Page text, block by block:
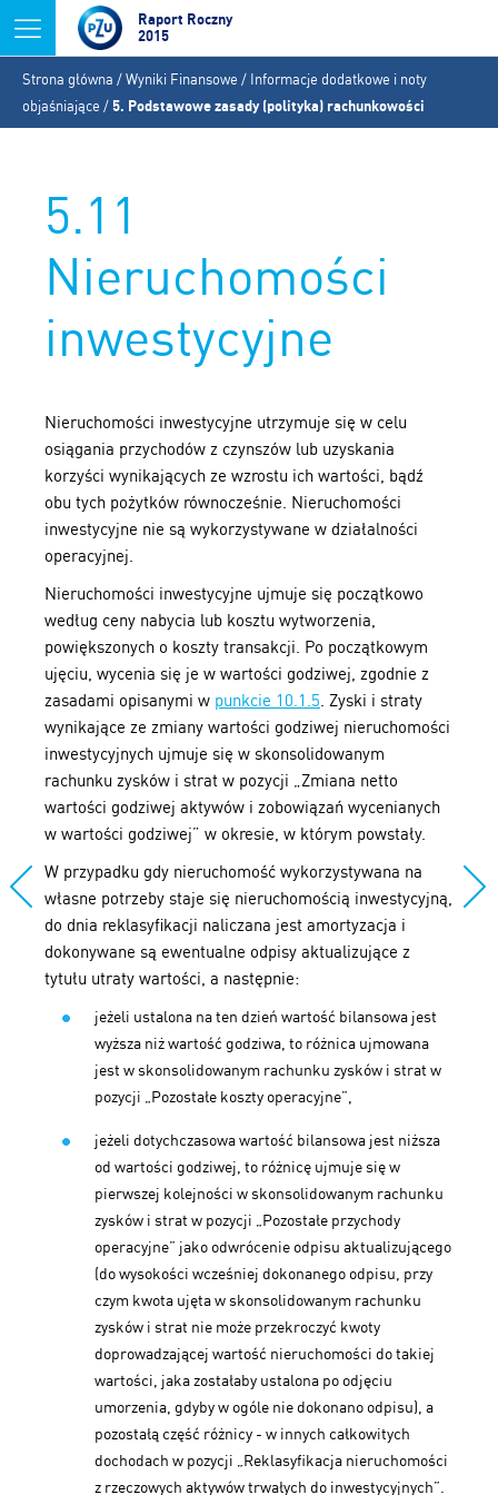
Jump to navigation
Raport Roczny
2015
Jesteś
tutaj
Strona główna /Wyniki Finansowe / Informacje dodatkowe i noty
objaśniające /5. Podstawowe zasady (polityka) rachunkowości
5.11
Nieruchomości
inwestycyjne
Nieruchomości inwestycyjne utrzymuje się w celu
osiągania przychodów z czynszów lub uzyskania
korzyści wynikających ze wzrostu ich wartości, bądź
obu tych pożytków równocześnie. Nieruchomości
inwestycyjne nie są wykorzystywane w działalności
operacyjnej.
Nieruchomości inwestycyjne ujmuje się początkowo
według ceny nabycia lub kosztu wytworzenia,
powiększonych o koszty transakcji. Po początkowym
ujęciu, wycenia się je w wartości godziwej, zgodnie z
zasadami opisanymi w punkcie 10.1.5. Zyski i straty
wynikające ze zmiany wartości godziwej nieruchomości
inwestycyjnych ujmuje się w skonsolidowanym
rachunku zysków i strat w pozycji „Zmiana netto
wartości godziwej aktywów i zobowiązań wycenianych
w wartości godziwej” w okresie, w którym powstały.
W przypadku gdy nieruchomość wykorzystywana na
własne potrzeby staje się nieruchomością inwestycyjną,
do dnia reklasyfikacji naliczana jest amortyzacja i
dokonywane są ewentualne odpisy aktualizujące z
tytułu utraty wartości, a następnie:
jeżeli ustalona na ten dzień wartość bilansowa jest
wyższa niż wartość godziwa, to różnica ujmowana
jest w skonsolidowanym rachunku zysków i strat w
pozycji „Pozostałe koszty operacyjne”,
jeżeli dotychczasowa wartość bilansowa jest niższa
od wartości godziwej, to różnicę ujmuje się w
pierwszej kolejności w skonsolidowanym rachunku
zysków i strat w pozycji „Pozostałe przychody
operacyjne” jako odwrócenie odpisu aktualizującego
(do wysokości wcześniej dokonanego odpisu, przy
czym kwota ujęta w skonsolidowanym rachunku
zysków i strat nie może przekroczyć kwoty
doprowadzającej wartość nieruchomości do takiej
wartości, jaka zostałaby ustalona po odjęciu
umorzenia, gdyby w ogóle nie dokonano odpisu), a
pozostałą część różnicy - w innych całkowitych
dochodach w pozycji „Reklasyfikacja nieruchomości
z rzeczowych aktywów trwałych do inwestycyjnych”.